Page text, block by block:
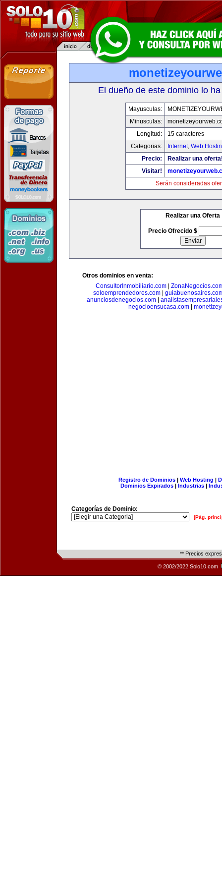
El dueño de este dominio lo
Mayusculas:
Minusculas:
Longitud:
15 caracteres
Categorias:
Internet, Web
Precio:
Realizar una
Visitar!
Serán consideradas
Realizar una Oferta
Precio Ofrecido $
Otros dominios en venta:
ConsultorInmobiliario.com|
soloemprendedores.com|
anunciosdenegocios.com|
negocioensucasa.com|
Registro de Dominios| Web Hosting |
Dominios Expirados | Industrias |
Categorías de Dominio:
[Pág.
** Precios
© 2002/2022 Solo10.com